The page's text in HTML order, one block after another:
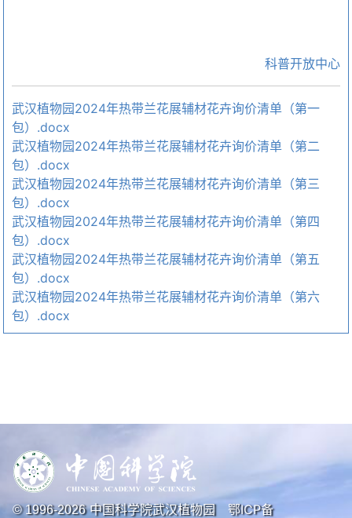
科普开放中心
武汉植物园2024年热带兰花展辅材花卉询价清单（第一
包）.docx
武汉植物园2024年热带兰花展辅材花卉询价清单（第二
包）.docx
武汉植物园2024年热带兰花展辅材花卉询价清单（第三
包）.docx
武汉植物园2024年热带兰花展辅材花卉询价清单（第四
包）.docx
武汉植物园2024年热带兰花展辅材花卉询价清单（第五
包）.docx
武汉植物园2024年热带兰花展辅材花卉询价清单（第六
包）.docx
© 1996-2026中国科学院武汉植物园 鄂ICP备